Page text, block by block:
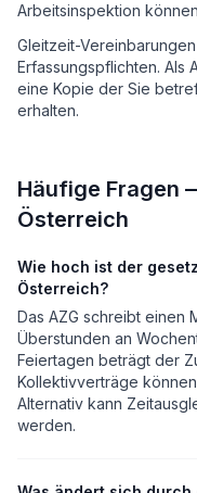
Arbeitsinspektion
Gleitzeit-
Erfassungspflichten. Als
eine Kopie der Sie
erhalten.
Häufige Fragen
Österreich
Wie hoch ist der
Österreich?
Das AZG schreibt einen
Überstunden an
Feiertagen beträgt der
Kollektivverträge
Alternativ kann
werden.